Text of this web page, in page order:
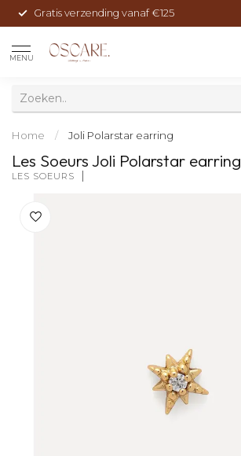
Gratis verzending vanaf €125
MENU
Home / Joli Polarstar earring
Les Soeurs Joli Polarstar earring
LES SOEURS